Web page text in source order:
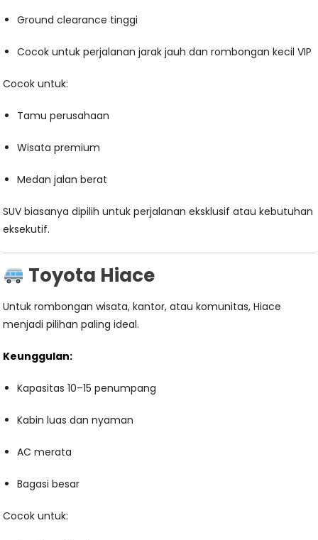
Ground clearance tinggi
Cocok untuk perjalanan jarak jauh dan rombongan kecil VIP
Cocok untuk:
Tamu perusahaan
Wisata premium
Medan jalan berat
SUV biasanya dipilih untuk perjalanan eksklusif atau kebutuhan
eksekutif.
Toyota Hiace
Untuk rombongan wisata, kantor, atau komunitas, Hiace
menjadi pilihan paling ideal.
Keunggulan:
Kapasitas 10–15 penumpang
Kabin luas dan nyaman
AC merata
Bagasi besar
Cocok untuk: